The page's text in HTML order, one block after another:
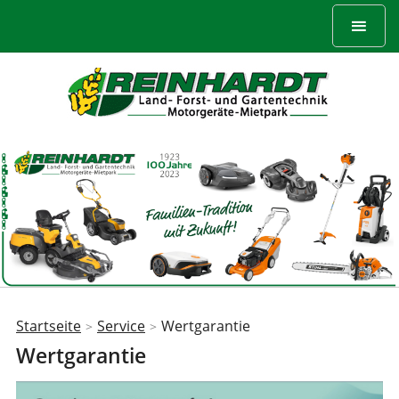
Sie
sind
hier
Startseite > Service > Wertgarantie
Wertgarantie